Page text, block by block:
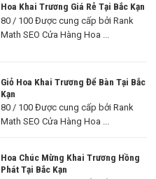
Hoa Khai Trương Giá Rẻ Tại Bắc Kạn
80 / 100 Được cung cấp bởi Rank
Math SEO Cửa Hàng Hoa ...
Giỏ Hoa Khai Trương Để Bàn Tại Bắc
Kạn
80 / 100 Được cung cấp bởi Rank
Math SEO Cửa Hàng Hoa ...
Hoa Chúc Mừng Khai Trương Hồng
Phát Tại Bắc Kạn